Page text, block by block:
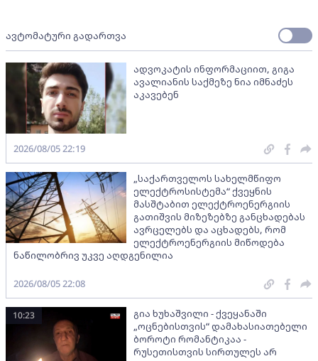
ავტომატური გადართვა
ადვოკატის ინფორმაციით, გიგა
ავალიანის საქმეზე ნია იმნაძეს
აკავებენ
2026/08/05 22:19
„საქართველოს სახელმწიფო
ელექტროსისტემა“ ქვეყნის
მასშტაბით ელექტროენერგიის
გათიშვის მიზეზებზე განცხადებას
ავრცელებს და აცხადებს, რომ
ელექტროენერგიის მიწოდება
ნაწილობრივ უკვე აღდგენილია
2026/08/05 22:08
გია ხუხაშვილი - ქვეყანაში
„ოცნებისთვის“ დამახასიათებელი
ბოროტი რომანტიკაა -
რუსეთისთვის სირთულეს არ
10:23